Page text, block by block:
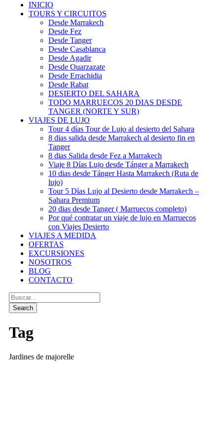
INICIO
TOURS Y CIRCUITOS
Desde Marrakech
Desde Fez
Desde Tanger
Desde Casablanca
Desde Agadir
Desde Ouarzazate
Desde Errachidia
Desde Rabat
DESIERTO DEL SAHARA
TODO MARRUECOS 20 DIAS DESDE
TANGER (NORTE Y SUR)
VIAJES DE LUJO
Tour 4 días Tour de Lujo al desierto del Sahara
8 dias salida desde Marrakech al desierto fin en
Tanger
8 dias Salida desde Fez a Marrakech
Viaje 8 Días Lujo desde Tánger a Marrakech
10 dias desde Tánger Hasta Marrakech (Ruta de
lujo)
Tour 5 Días Lujo al Desierto desde Marrakech –
Sahara Premium
20 dias desde Tanger ( Marruecos completo)
Por qué contratar un viaje de lujo en Marruecos
con Viajes Desierto
VIAJES A MEDIDA
OFERTAS
EXCURSIONES
NOSOTROS
BLOG
CONTACTO
Tag
Jardines de majorelle